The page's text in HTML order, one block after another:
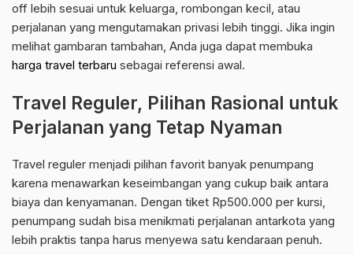
off lebih sesuai untuk keluarga, rombongan kecil, atau
perjalanan yang mengutamakan privasi lebih tinggi. Jika ingin
melihat gambaran tambahan, Anda juga dapat membuka
harga travel terbaru sebagai referensi awal.
Travel Reguler, Pilihan Rasional untuk
Perjalanan yang Tetap Nyaman
Travel reguler menjadi pilihan favorit banyak penumpang
karena menawarkan keseimbangan yang cukup baik antara
biaya dan kenyamanan. Dengan tiket Rp500.000 per kursi,
penumpang sudah bisa menikmati perjalanan antarkota yang
lebih praktis tanpa harus menyewa satu kendaraan penuh.